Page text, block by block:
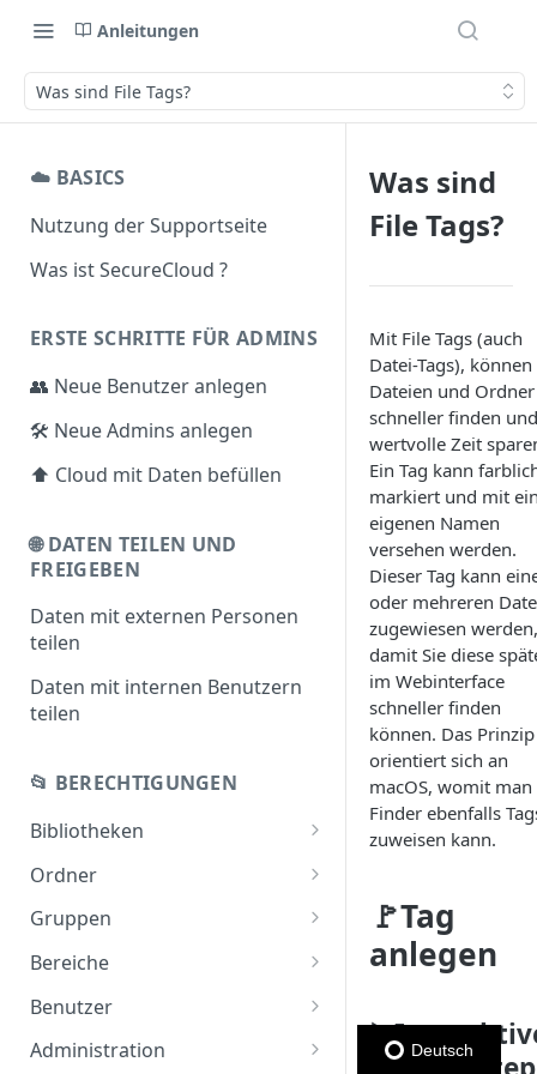
Anleitungen
Was sind File Tags?
☁️ BASICS
Nutzung der Supportseite
Was ist SecureCloud ?
ERSTE SCHRITTE FÜR ADMINS
👥 Neue Benutzer anlegen
🛠️ Neue Admins anlegen
⬆️ Cloud mit Daten befüllen
🌐 DATEN TEILEN UND
FREIGEBEN
Daten mit externen Personen
teilen
Daten mit internen Benutzern
teilen
📂 BERECHTIGUNGEN
Bibliotheken
Bibliotheken teilen
Bibliotheken anlegen
Bibliotheken übertragen
Ordner
Ordner teilen
Gruppen
Gruppe anlegen
Gruppen teilen
Bereiche
Bereiche anlegen
Benutzer
Benutzerrollen
Administration
Was sind
File Tags?
Mit File Tags (auch
Datei-Tags), können
Dateien und Ordner
schneller finden und
wertvolle Zeit
Ein Tag kann
markiert und mit
eigenen Namen
versehen werden.
Dieser Tag kann
oder mehreren
zugewiesen werden,
damit Sie diese
im Webinterface
schneller finden
können. Das Prinzip
orientiert sich an
macOS, womit
Finder ebenfalls
zuweisen kann.
🚩Tag
anlegen
Deutsch